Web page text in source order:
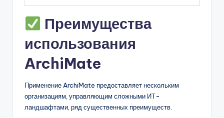
Преимущества
использования
ArchiMate
Применение ArchiMate предоставляет нескольким
организациям, управляющим сложными ИТ-
ландшафтами, ряд существенных преимуществ.